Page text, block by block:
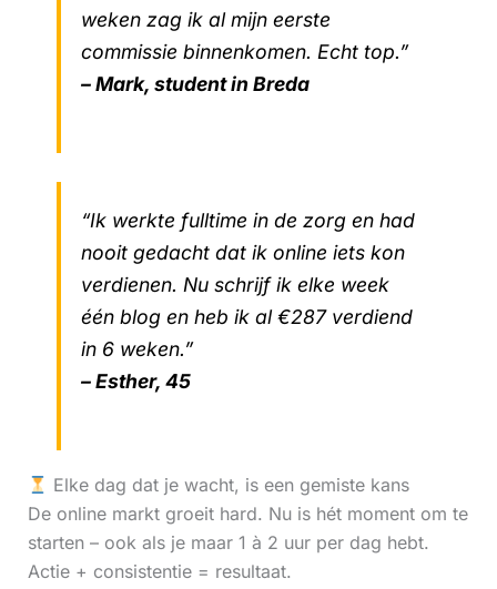
weken zag ik al mijn eerste
commissie binnenkomen. Echt top.”
– Mark, student in Breda
“Ik werkte fulltime in de zorg en had
nooit gedacht dat ik online iets kon
verdienen. Nu schrijf ik elke week
één blog en heb ik al €287 verdiend
in 6 weken.”
– Esther, 45
Elke dag dat je wacht, is een gemiste kans
De online markt groeit hard. Nu is hét moment om te
starten – ook als je maar 1 à 2 uur per dag hebt.
Actie + consistentie = resultaat.